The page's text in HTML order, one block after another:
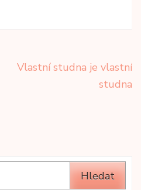
Vlastní studna je vlastní
studna
Hledat